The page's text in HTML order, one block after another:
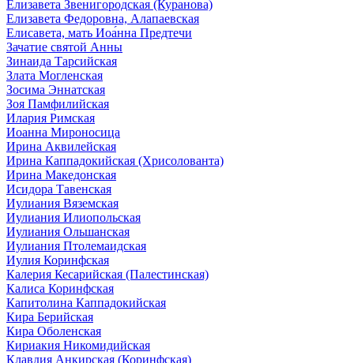
Елизавета Звенигородская (Куранова)
Елизавета Федоровна, Алапаевская
Елисавета, мать Иоа́нна Предтечи
Зачатие святой Анны
Зинаида Тарсийская
Злата Могленская
Зосима Эннатская
Зоя Памфилийская
Илария Римская
Иоанна Мироносица
Ирина Аквилейская
Ирина Каппадокийская (Хрисолованта)
Ирина Македонская
Исидора Тавенская
Иулиания Вяземская
Иулиания Илиопольская
Иулиания Ольшанская
Иулиания Птолемаидская
Иулия Коринфская
Калерия Кесарийская (Палестинская)
Калиса Коринфская
Капитолина Каппадокийская
Кира Берийская
Кира Оболенская
Кириакия Никомидийская
Клавдия Анкирская (Коринфская)